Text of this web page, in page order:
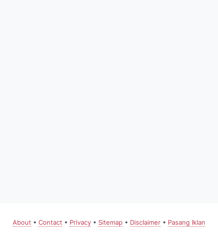
About • Contact • Privacy • Sitemap • Disclaimer • Pasang Iklan